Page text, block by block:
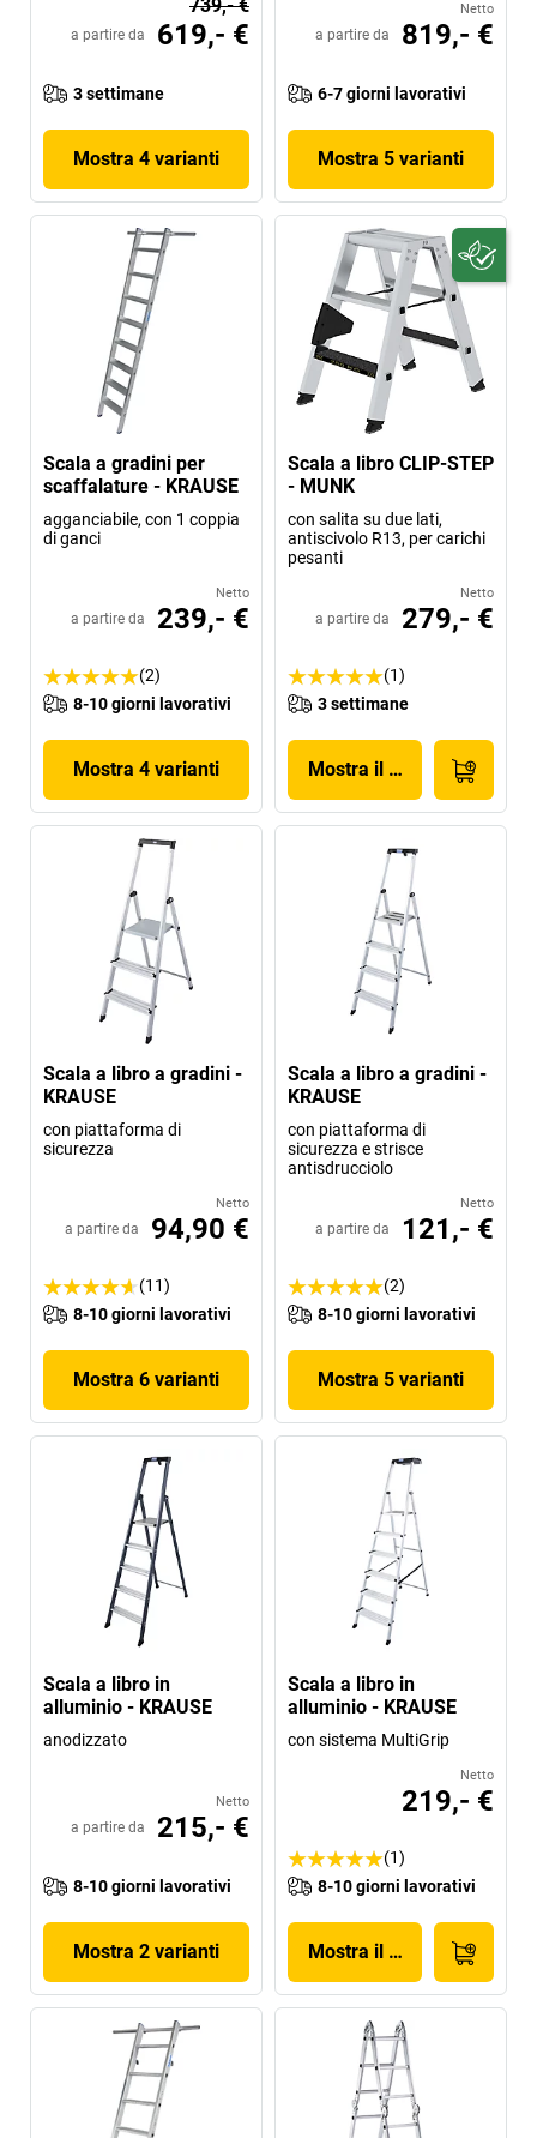
739,- €
a partire da 619,- €
3 settimane
Mostra 4 varianti
Netto
a partire da 819,- €
6-7 giorni lavorativi
Mostra 5 varianti
Scala a gradini per
scaffalature - KRAUSE
agganciabile, con 1 coppia
di ganci
Netto
a partire da 239,- €
(2)
8-10 giorni lavorativi
Mostra 4 varianti
Scala a libro CLIP-STEP
- MUNK
con salita su due lati,
antiscivolo R13, per carichi
pesanti
Netto
a partire da 279,- €
(1)
3 settimane
Mostra il prodotto
Scala a libro a gradini -
KRAUSE
con piattaforma di
sicurezza
Netto
a partire da 94,90 €
(11)
8-10 giorni lavorativi
Mostra 6 varianti
Scala a libro a gradini -
KRAUSE
con piattaforma di
sicurezza e strisce
antisdrucciolo
Netto
a partire da 121,- €
(2)
8-10 giorni lavorativi
Mostra 5 varianti
Scala a libro in
alluminio - KRAUSE
anodizzato
Netto
a partire da 215,- €
8-10 giorni lavorativi
Mostra 2 varianti
Scala a libro in
alluminio - KRAUSE
con sistema MultiGrip
Netto
219,- €
(1)
8-10 giorni lavorativi
Mostra il prodotto